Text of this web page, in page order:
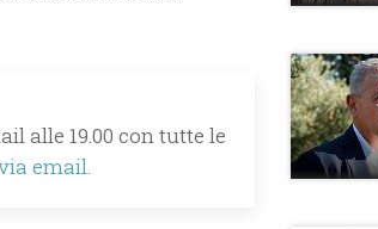
alle 19.00 con tutte le
email.